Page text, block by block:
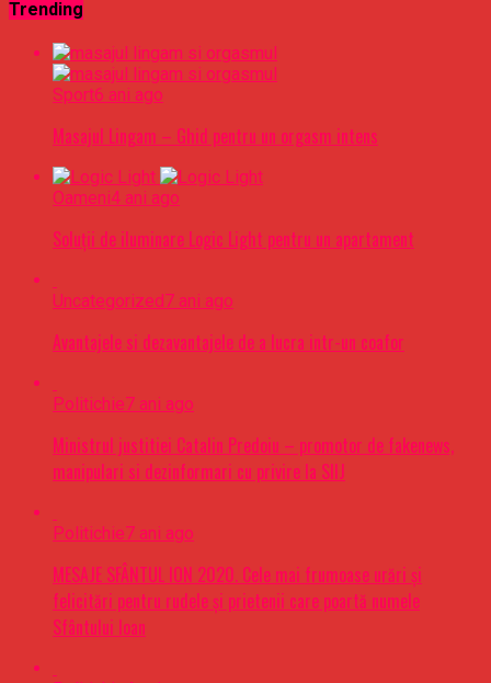
Trending
Sport6 ani ago
Masajul Lingam – Ghid pentru un orgasm intens
Oameni4 ani ago
Soluții de iluminare Logic Light pentru un apartament
Uncategorized7 ani ago
Avantajele si dezavantajele de a lucra intr-un coafor
Politichie7 ani ago
Ministrul justitiei Catalin Predoiu – promotor de fakenews,
manipulari si dezinformari cu privire la SIIJ
Politichie7 ani ago
MESAJE SFÂNTUL ION 2020. Cele mai frumoase urări şi
felicitări pentru rudele şi prietenii care poartă numele
Sfântului Ioan